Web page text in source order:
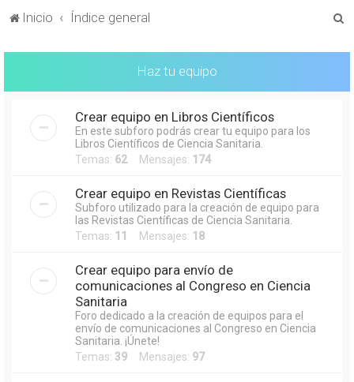
Inicio Índice general
Haz tu equipo
Crear equipo en Libros Científicos
En este subforo podrás crear tu equipo para los
Libros Científicos de Ciencia Sanitaria.
Temas: 62Mensajes: 174
Crear equipo en Revistas Científicas
Subforo utilizado para la creación de equipo para
las Revistas Científicas de Ciencia Sanitaria.
Temas: 11 Mensajes: 18
Crear equipo para envío de
comunicaciones al Congreso en Ciencia
Sanitaria
Foro dedicado a la creación de equipos para el
envío de comunicaciones al Congreso en Ciencia
Sanitaria. ¡Únete!
Temas: 39 Mensajes: 97